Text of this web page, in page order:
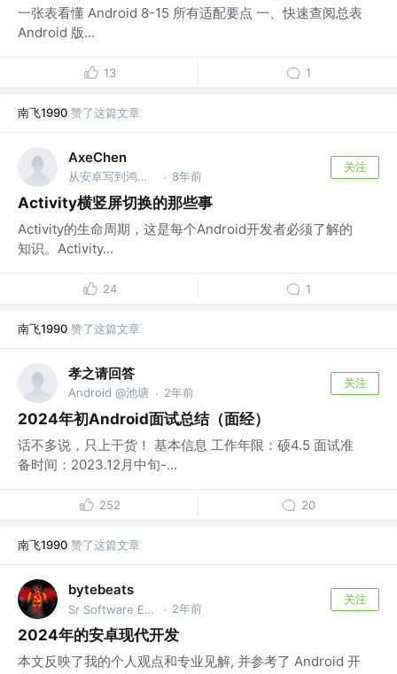
一张表看懂 Android 8-15 所有适配要点 一、快速查阅总表
Android 版...
13 1
南飞1990 赞了这篇文章
AxeChen
从安卓写到鸿蒙，从java写到c++ · 8年前
关注
Activity横竖屏切换的那些事
Activity的生命周期，这是每个Android开发者必须了解的
知识。Activity...
24 1
南飞1990 赞了这篇文章
孝之请回答
Android @池塘 · 2年前
关注
2024年初Android面试总结（面经）
话不多说，只上干货！ 基本信息 工作年限：硕4.5 面试准
备时间：2023.12月中旬-...
252 20
南飞1990 赞了这篇文章
bytebeats
Sr Software Engineer @GOAT Group · 2年前
关注
2024年的安卓现代开发
本文反映了我的个人观点和专业见解, 并参考了 Android 开